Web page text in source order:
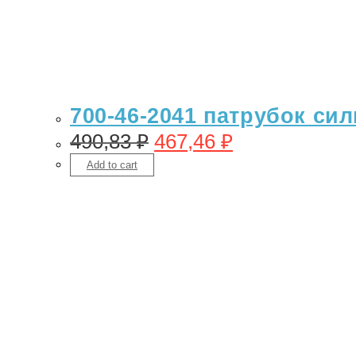
700-46-2041 патрубок
490,83₽ 467,46 ₽
Add to cart